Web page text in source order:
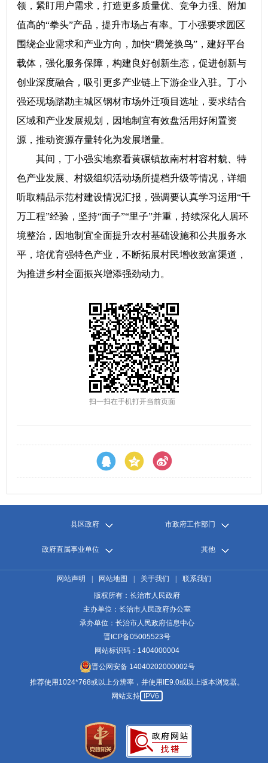
领，紧盯用户需求，打造更多质量优、竞争力强、附加
值高的“拳头”产品，提升市场占有率。丁小强要求园区
围绕企业需求和产业方向，加快“腾笼换鸟”，建好平台
载体，强化服务保障，构建良好创新生态，促进创新与
创业深度融合，吸引更多产业链上下游企业入驻。丁小
强还现场踏勘主城区钢材市场外迁项目选址，要求结合
区域和产业发展规划，因地制宜有效盘活用好闲置资
源，推动资源存量转化为发展增量。
其间，丁小强实地察看黄碾镇故南村村容村貌、特
色产业发展、村级组织活动场所提档升级等情况，详细
听取精品示范村建设情况汇报，强调要认真学习运用“千
万工程”经验，坚持“面子”“里子”并重，持续深化人居环
境整治，因地制宜全面提升农村基础设施和公共服务水
平，培优育强特色产业，不断拓展村民增收致富渠道，
为推进乡村全面振兴增添强劲动力。
扫一扫在手机打开当前页面
县区政府 市政府工作部门
政府直属事业单位 其他
网站声明 网站地图 关于我们
联系我们
版权所有：长治市人民政府
主办单位：长治市人民政府办公室
承办单位：长治市人民政府信息中心
晋ICP备05005523号
网站标识码：1404000004
晋公网安备 14040202000002号
推荐使用1024*768或以上分辨率，并使用IE9.0或以上版本浏览器。
网站支持
IPV6